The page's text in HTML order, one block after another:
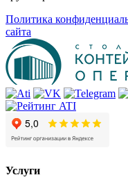
Политика
сайта
Услуги